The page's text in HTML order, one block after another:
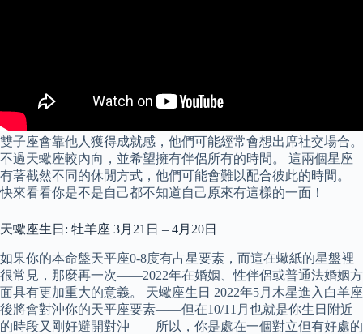
雙子座會靠他人獲得成就感，他們可能經常會想出席社交場合。
不過天蠍座較內向，並希望擁有伴侶所有的時間。 這兩個星座
有著截然不同的休閒方式，他們可能會難以配合彼此的時間。
快來看看你是不是自己都不知道自己原來有這樣的一面！
天蠍座生日: 牡羊座 3月21日 – 4月20日
如果你的本命盤天平座0-8度有占星要素，而這在蠍紙的星盤裡
很常見，那麼再一次——2022年在婚姻、性伴侶或普通法婚姻方
面具有更加重大的意義。 天蠍座生日 2022年5月木星進入白羊座
後將會對沖你的天平座要素——但在10/11月也就是你生日附近
的時段又剛好避開對沖——所以，你是處在一個對立但有好處的